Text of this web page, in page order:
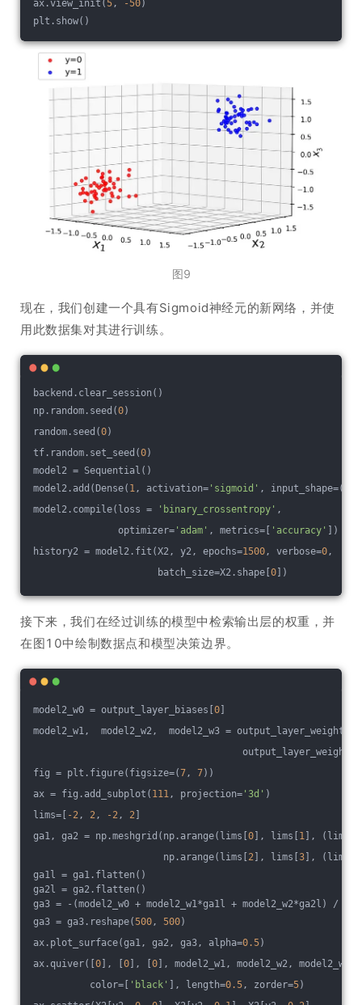
ax.view_init(5, -50)
plt.show()
图9
现在，我们创建一个具有Sigmoid神经元的新网络，并使
用此数据集对其进行训练。
backend.clear_session()
np.random.seed(0)
random.seed(0)
tf.random.set_seed(0)
model2 = Sequential()
model2.add(Dense( 1, activation= 'sigmoid' , input_shape=(
model2.compile(loss =
'binary_crossentropy' ,
optimizer= 'adam' , metrics=[ 'accuracy' ])
history2 = model2.fit(X2, y2, epochs=1500, verbose=0,
batch_size=X2.shape[0])
接下来，我们在经过训练的模型中检索输出层的权重，并
在图10中绘制数据点和模型决策边界。
model2_w0 = output_layer_biases[0]
model2_w1,  model2_w2,  model2_w3 = output_layer_weights[
output_layer_weights[
fig = plt.figure(figsize=(7, 7))
ax = fig.add_subplot( 111, projection= '3d' )
lims=[ -2, 2, -2, 2]
ga1, ga2 = np.meshgrid(np.arange(lims[0], lims[1], (lims[
np.arange(lims[2], lims[3], (lims[
ga1l = ga1.flatten()
ga2l = ga2.flatten()
ga3 = -(model2_w0 + model2_w1*ga1l + model2_w2*ga2l) /
ga3 = ga3.reshape(500, 500)
ax.plot_surface(ga1, ga2, ga3, alpha=0.5)
ax.quiver([0], [0], [0], model2_w1, model2_w2, model2_w3,
color=[ 'black' ], length=0.5, zorder=5)